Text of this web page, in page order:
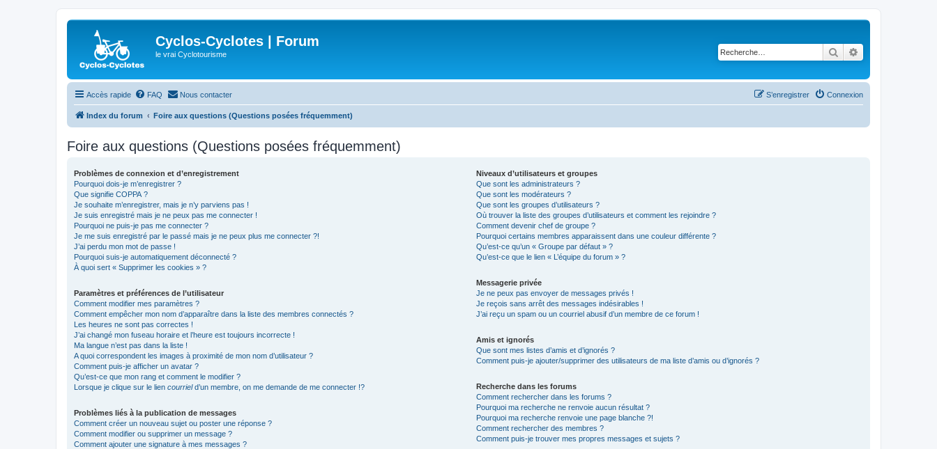
Cyclos-Cyclotes | Forum
le vrai Cyclotourisme Rechercher
Accès rapide FAQ Nous contacter Connexion
S’enregistrer
Index du forum Foire aux questions (Questions posées fréquemment)
Foire aux questions (Questions posées fréquemment)
Problèmes de connexion et d’enregistrement
Pourquoi dois-je m’enregistrer ?
Que signifie COPPA ?
Je souhaite m’enregistrer, mais je n’y parviens pas !
Je suis enregistré mais je ne peux pas me connecter !
Pourquoi ne puis-je pas me connecter ?
Je me suis enregistré par le passé mais je ne peux plus me connecter ?!
J’ai perdu mon mot de passe !
Pourquoi suis-je automatiquement déconnecté ?
À quoi sert « Supprimer les cookies » ?
Paramètres et préférences de l’utilisateur
Comment modifier mes paramètres ?
Comment empêcher mon nom d’apparaître dans la liste des membres connectés ?
Les heures ne sont pas correctes !
J’ai changé mon fuseau horaire et l’heure est toujours incorrecte !
Ma langue n’est pas dans la liste !
A quoi correspondent les images à proximité de mon nom d’utilisateur ?
Comment puis-je afficher un avatar ?
Qu’est-ce que mon rang et comment le modifier ?
Lorsque je clique sur le lien courrield’un membre, on me demande de me connecter !?
Problèmes liés à la publication de messages
Comment créer un nouveau sujet ou poster une réponse ?
Comment modifier ou supprimer un message ?
Comment ajouter une signature à mes messages ?
Niveaux d’utilisateurs et groupes
Que sont les administrateurs ?
Que sont les modérateurs ?
Que sont les groupes d’utilisateurs ?
Où trouver la liste des groupes d’utilisateurs et comment les rejoindre ?
Comment devenir chef de groupe ?
Pourquoi certains membres apparaissent dans une couleur différente ?
Qu’est-ce qu’un « Groupe par défaut » ?
Qu’est-ce que le lien « L’équipe du forum » ?
Messagerie privée
Je ne peux pas envoyer de messages privés !
Je reçois sans arrêt des messages indésirables !
J’ai reçu un spam ou un courriel abusif d’un membre de ce forum !
Amis et ignorés
Que sont mes listes d’amis et d’ignorés ?
Comment puis-je ajouter/supprimer des utilisateurs de ma liste d’amis ou d’ignorés ?
Recherche dans les forums
Comment rechercher dans les forums ?
Pourquoi ma recherche ne renvoie aucun résultat ?
Pourquoi ma recherche renvoie une page blanche ?!
Comment rechercher des membres ?
Comment puis-je trouver mes propres messages et sujets ?